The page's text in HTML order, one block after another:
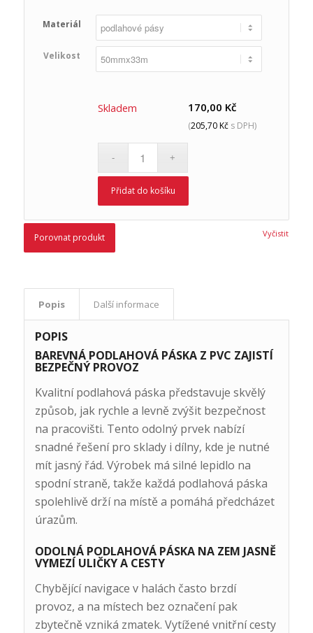
Materiál
Velikost
Vyčistit
170,00 Kč
(205,70Kč s DPH)
Skladem
Přidat do košíku
Porovnat produkt
Popis Další informace
POPIS
BAREVNÁ PODLAHOVÁ PÁSKA Z PVC ZAJISTÍ
BEZPEČNÝ PROVOZ
Kvalitní podlahová páska představuje skvělý
způsob, jak rychle a levně zvýšit bezpečnost
na pracovišti. Tento odolný prvek nabízí
snadné řešení pro sklady i dílny, kde je nutné
mít jasný řád. Výrobek má silné lepidlo na
spodní straně, takže každá podlahová páska
spolehlivě drží na místě a pomáhá předcházet
úrazům.
ODOLNÁ PODLAHOVÁ PÁSKA NA ZEM JASNĚ
VYMEZÍ ULIČKY A CESTY
Chybějící navigace v halách často brzdí
provoz, a na místech bez označení pak
zbytečně vzniká zmatek. Vytížené vnitřní cesty